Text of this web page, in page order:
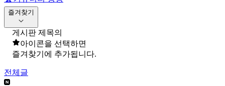
즐겨찾기
게시판 제목의
아이콘을 선택하면
즐겨찾기에 추가됩니다.
전체글